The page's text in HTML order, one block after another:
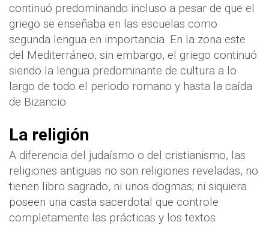
continuó predominando incluso a pesar de que el
griego se enseñaba en las escuelas como
segunda lengua en importancia. En la zona este
del Mediterráneo, sin embargo, el griego continuó
siendo la lengua predominante de cultura a lo
largo de todo el periodo romano y hasta la caída
de Bizancio.
La religión
A diferencia del judaísmo o del cristianismo, las
religiones antiguas no son religiones reveladas, no
tienen libro sagrado, ni unos dogmas; ni siquiera
poseen una casta sacerdotal que controle
completamente las prácticas y los textos